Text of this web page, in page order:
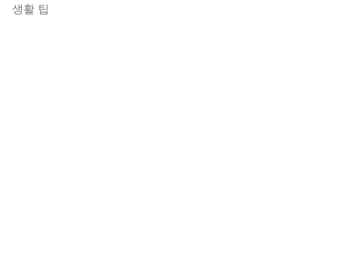
생활 팁